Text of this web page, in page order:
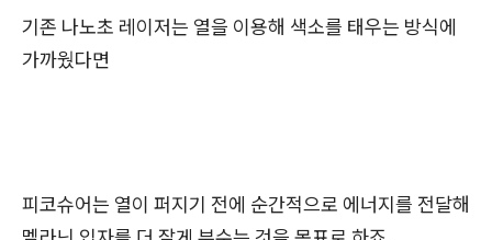
기존 나노초 레이저는 열을 이용해 색소를 태우는 방식에
가까웠다면
피코슈어는 열이 퍼지기 전에 순간적으로 에너지를 전달해